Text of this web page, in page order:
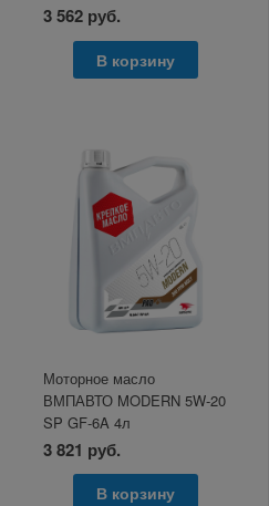
3 562 руб.
В корзину
Моторное масло
ВМПАВТО MODERN 5W-20
SP GF-6A 4л
3 821 руб.
В корзину